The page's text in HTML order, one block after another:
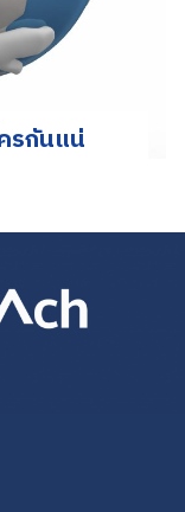
รกันแน่